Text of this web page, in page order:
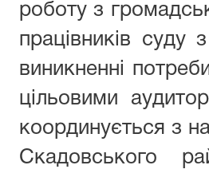
роботу з
працівників
виникненні
цільовими
координується з
Скадовського